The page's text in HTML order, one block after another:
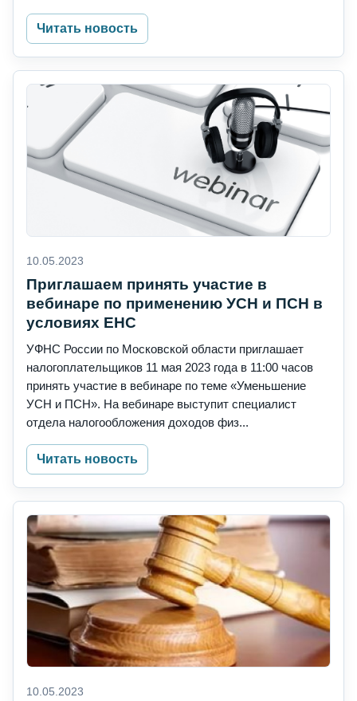
Читать новость
10.05.2023
Приглашаем принять участие в
вебинаре по применению УСН и ПСН в
условиях ЕНС
УФНС России по Московской области приглашает
налогоплательщиков 11 мая 2023 года в 11:00 часов
принять участие в вебинаре по теме «Уменьшение
УСН и ПСН». На вебинаре выступит специалист
отдела налогообложения доходов физ...
Читать новость
10.05.2023